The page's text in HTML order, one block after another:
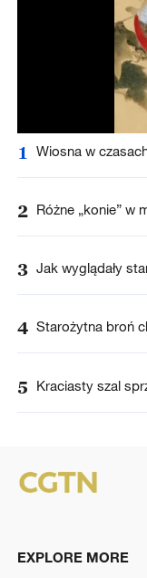
1 Wiosna w
2 Różne „konie” w
3 Jak wyglądały
4 Starożytna broń
5 Kraciasty szal
EXPLORE MORE